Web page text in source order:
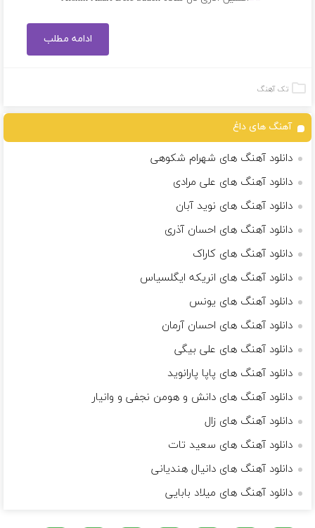
ادامه مطلب
تک آهنگ
آهنگ های داغ
دانلود آهنگ های شهرام شکوهی
دانلود آهنگ های علی مرادی
دانلود آهنگ های نوید آبان
دانلود آهنگ های احسان آذری
دانلود آهنگ های کاراک
دانلود آهنگ های انریکه ایگلسیاس
دانلود آهنگ های یونس
دانلود آهنگ های احسان آرمان
دانلود آهنگ های علی بیگی
دانلود آهنگ های پاپا پارانوید
دانلود آهنگ های دانش و هومن نجفی و وانیار
دانلود آهنگ های زال
دانلود آهنگ های سعید تات
دانلود آهنگ های دانیال هندیانی
دانلود آهنگ های میلاد بابایی